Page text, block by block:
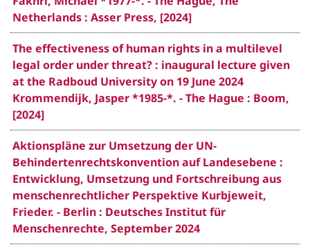
Netherlands : Asser Press, [2024]
The effectiveness of human rights in a multilevel
legal order under threat? : inaugural lecture given
at the Radboud University on 19 June 2024
Krommendijk, Jasper *1985-*. - The Hague : Boom,
[2024]
Aktionspläne zur Umsetzung der UN-
Behindertenrechtskonvention auf Landesebene :
Entwicklung, Umsetzung und Fortschreibung aus
menschenrechtlicher Perspektive Kurbjeweit,
Frieder. - Berlin : Deutsches Institut für
Menschenrechte, September 2024